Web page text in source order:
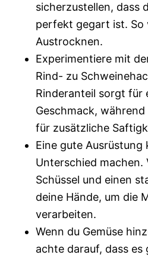
sicherzustellen, dass
perfekt gegart ist. So
Austrocknen.
Experimentiere mit
Rind- zu
Rinderanteil sorgt für
Geschmack,
für zusätzliche
Eine gute Ausrüstung
Unterschied machen.
Schüssel und einen
deine Hände, um die
verarbeiten.
Wenn du Gemüse
achte darauf, dass